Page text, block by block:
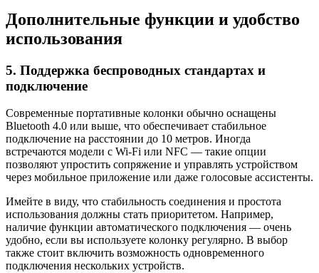
Дополнительные функции и удобство
использования
5. Поддержка беспроводных стандартах и
подключение
Современные портативные колонки обычно оснащены
Bluetooth 4.0 или выше, что обеспечивает стабильное
подключение на расстоянии до 10 метров. Иногда
встречаются модели с Wi-Fi или NFC — такие опции
позволяют упростить сопряжение и управлять устройством
через мобильное приложение или даже голосовые ассистенты.
Имейте в виду, что стабильность соединения и простота
использования должны стать приоритетом. Например,
наличие функции автоматического подключения — очень
удобно, если вы используете колонку регулярно. В выбор
также стоит включить возможность одновременного
подключения нескольких устройств.